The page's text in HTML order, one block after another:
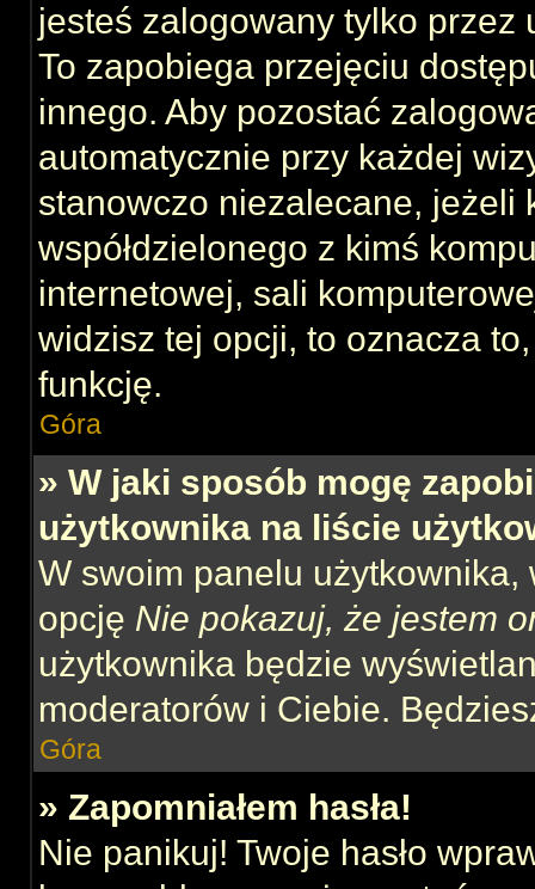
jesteś zalogowany tylko
To zapobiega przejęciu
innego. Aby pozostać
automatycznie przy każdej
stanowczo niezalecane, jeżeli
współdzielonego z kimś
internetowej, sali
widzisz tej opcji, to oznacza
funkcję.
Góra
» W jaki sposób mogę
użytkownika na liście
W swoim panelu użytkownika,
opcję Nie pokazuj, że jestem
użytkownika będzie
moderatorów i Ciebie.
Góra
» Zapomniałem hasła!
Nie panikuj! Twoje hasło